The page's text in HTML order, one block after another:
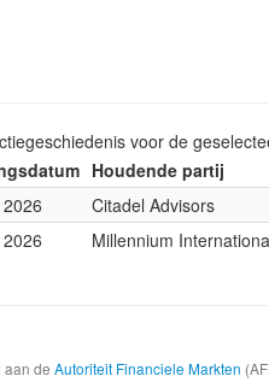
voor de
Houdende partij
Citadel Advisors
Millennium
aan de Autoriteit Financiele Markten